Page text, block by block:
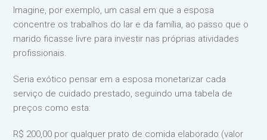
Imagine, por exemplo, um casal em que a esposa
concentre os trabalhos do lar e da família, ao passo que o
marido ficasse livre para investir nas próprias atividades
profissionais.
Seria exótico pensar em a esposa monetarizar cada
serviço de cuidado prestado, seguindo uma tabela de
preços como esta:
R$ 200,00 por qualquer prato de comida elaborado (valor